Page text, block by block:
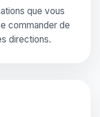
que vous
commander de
directions.